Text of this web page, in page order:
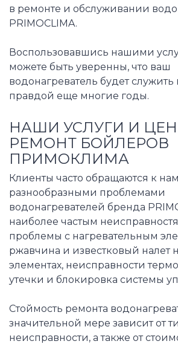
в ремонте и обслуживании
PRIMOCLIMA.
Воспользовавшись нашими
можете быть уверенны, что ваш
водонагреватель будет служить
правдой еще многие годы.
НАШИ УСЛУГИ И
РЕМОНТ БОЙЛЕРОВ
ПРИМОКЛИМА
Клиенты часто обращаются к
разнообразными проблемами
водонагревателей бренда
наиболее частым
проблемы с нагревательным
ржавчина и известковый налет
элементах, неисправности
утечки и блокировка системы
Стоймость ремонта
значительной мере зависит от
неисправности, а также от